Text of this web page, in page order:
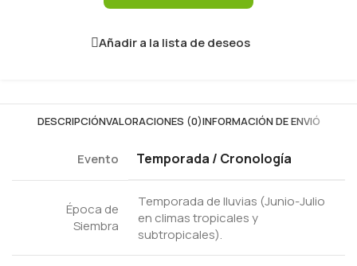
Añadir a la lista de deseos
DESCRIPCIÓNVALORACIONES (0)INFORMACIÓN DE ENVIÓ
Evento Temporada / Cronología
Época de
Siembra
Temporada de lluvias (Junio-Julio
en climas tropicales y
subtropicales).